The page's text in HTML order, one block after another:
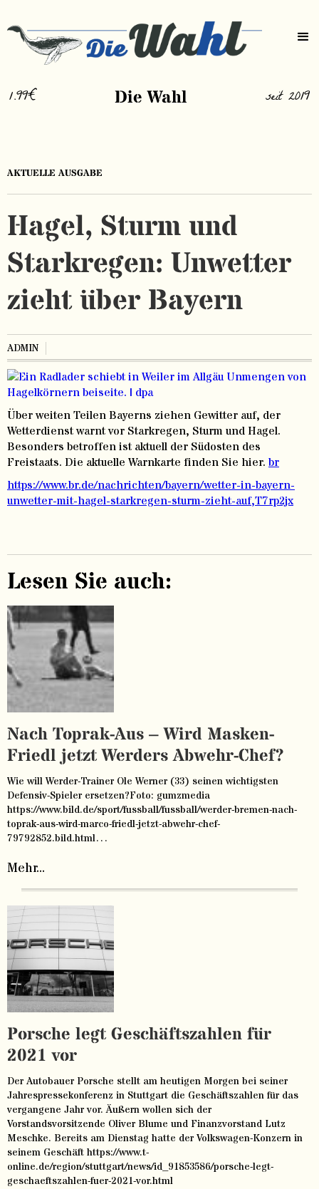
1.99€ Die Wahl seit 2019
AKTUELLE AUSGABE
Hagel, Sturm und
Starkregen: Unwetter
zieht über Bayern
ADMIN
Über weiten Teilen Bayerns ziehen Gewitter auf, der
Wetterdienst warnt vor Starkregen, Sturm und Hagel.
Besonders betroffen ist aktuell der Südosten des
Freistaats. Die aktuelle Warnkarte finden Sie hier. br
https://www.br.de/nachrichten/bayern/wetter-in-bayern-
unwetter-mit-hagel-starkregen-sturm-zieht-auf,T7rp2jx
Lesen Sie auch:
Nach Toprak-Aus – Wird Masken-
Friedl jetzt Werders Abwehr-Chef?
Wie will Werder-Trainer Ole Werner (33) seinen wichtigsten
Defensiv-Spieler ersetzen?Foto: gumzmedia
https://www.bild.de/sport/fussball/fussball/werder-bremen-nach-
toprak-aus-wird-marco-friedl-jetzt-abwehr-chef-
79792852.bild.html…
Mehr...
Porsche legt Geschäftszahlen für
2021 vor
Der Autobauer Porsche stellt am heutigen Morgen bei seiner
Jahrespressekonferenz in Stuttgart die Geschäftszahlen für das
vergangene Jahr vor. Äußern wollen sich der
Vorstandsvorsitzende Oliver Blume und Finanzvorstand Lutz
Meschke. Bereits am Dienstag hatte der Volkswagen-Konzern in
seinem Geschäft https://www.t-
online.de/region/stuttgart/news/id_91853586/porsche-legt-
geschaeftszahlen-fuer-2021-vor.html